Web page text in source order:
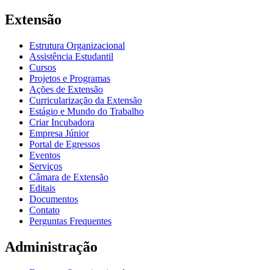
Extensão
Estrutura Organizacional
Assistência Estudantil
Cursos
Projetos e Programas
Ações de Extensão
Curricularização da Extensão
Estágio e Mundo do Trabalho
Criar Incubadora
Empresa Júnior
Portal de Egressos
Eventos
Serviços
Câmara de Extensão
Editais
Documentos
Contato
Perguntas Frequentes
Administração